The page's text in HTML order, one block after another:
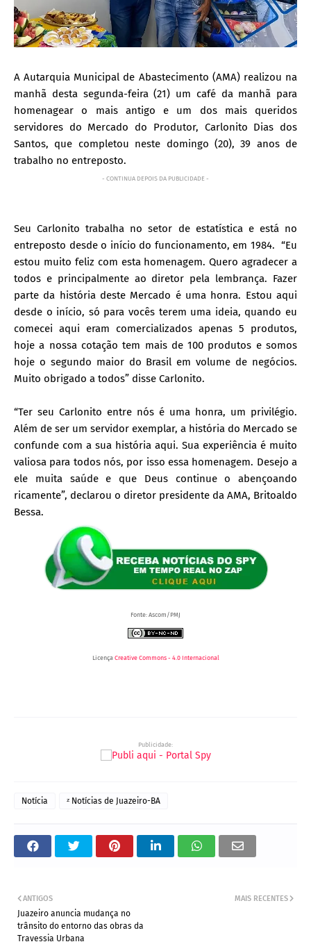
A Autarquia Municipal de Abastecimento (AMA) realizou na
manhã desta segunda-feira (21) um café da manhã para
homenagear o mais antigo e um dos mais queridos
servidores do Mercado do Produtor, Carlonito Dias dos
Santos, que completou neste domingo (20), 39 anos de
trabalho no entreposto.
- CONTINUA DEPOIS DA PUBLICIDADE -
Seu Carlonito trabalha no setor de estatística e está no
entreposto desde o início do funcionamento, em 1984. “Eu
estou muito feliz com esta homenagem. Quero agradecer a
todos e principalmente ao diretor pela lembrança. Fazer
parte da história deste Mercado é uma honra. Estou aqui
desde o início, só para vocês terem uma ideia, quando eu
comecei aqui eram comercializados apenas 5 produtos,
hoje a nossa cotação tem mais de 100 produtos e somos
hoje o segundo maior do Brasil em volume de negócios.
Muito obrigado a todos” disse Carlonito.
“Ter seu Carlonito entre nós é uma honra, um privilégio.
Além de ser um servidor exemplar, a história do Mercado se
confunde com a sua história aqui. Sua experiência é muito
valiosa para todos nós, por isso essa homenagem. Desejo a
ele muita saúde e que Deus continue o abençoando
ricamente”, declarou o diretor presidente da AMA, Britoaldo
Bessa.
Fonte: Ascom/PMJ
Licença Creative Commons - 4.0 Internacional
Publicidade:
Notícia ᶻ Notícias de Juazeiro-BA
MAIS RECENTES
ANTIGOS
Juazeiro anuncia mudança no
trânsito do entorno das obras da
Travessia Urbana